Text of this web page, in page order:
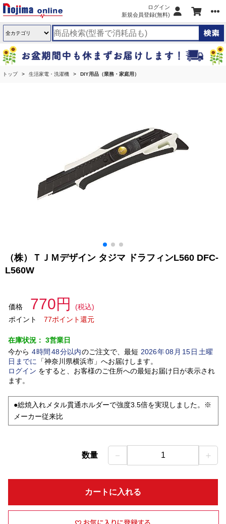
ログイン
新規会員登録(無料)
トップ 生活家電・洗濯機 DIY用品（業務・家庭用）
（株）ＴＪＭデザイン タジマ ドラフィンL560 DFC-
L560W
価格 770円
(税込)
ポイント
77ポイント還元
在庫状況： 3営業日
今から 4時間 48分以内のご注文で、最短 2026年08 月 15日土曜
日 までに 「神奈川県横浜市」 へお届けします。
ログイン をすると、お客様のご住所への最短お届け日が表示され
ます。
●総焼入れメタル貫通ホルダーで強度3.5倍を実現しました。※
メーカー従来比
数量 － 1 ＋
カートに入れる